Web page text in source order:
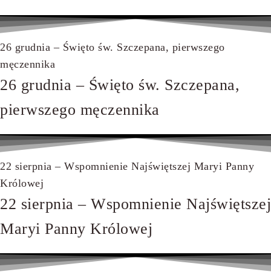
26 grudnia – Święto św. Szczepana, pierwszego
męczennika
26 grudnia – Święto św. Szczepana,
pierwszego męczennika
22 sierpnia – Wspomnienie Najświętszej Maryi Panny
Królowej
22 sierpnia – Wspomnienie Najświętszej
Maryi Panny Królowej